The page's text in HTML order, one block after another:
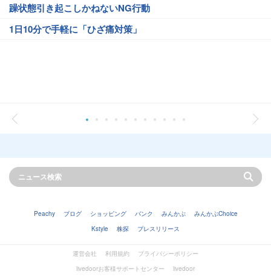
躁状態引き起こしかねないNG行動
1日10分で手軽に「ひざ痛対策」
Peachy ブログ ショッピング バンク みんかぶ
みんかぶChoice
Kstyle
株探 プレスリリース
運営会社 利用規約
プライバシーポリシー
livedoorお客様サポートセンター
livedoor